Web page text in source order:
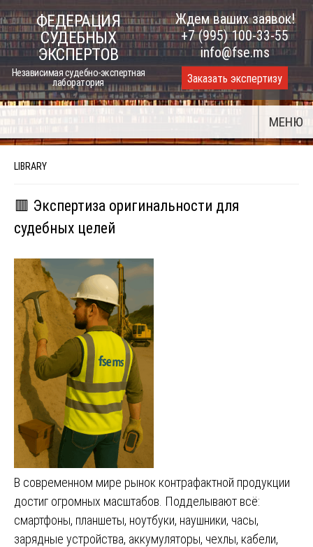
Skip
to
content
ФЕДЕРАЦИЯ
СУДЕБНЫХ
ЭКСПЕРТОВ
Независимая судебно-экспертная
лаборатория
Ждем ваших заявок!
+7 (995) 100-33-55
info@fse.ms
Заказать экспертизу
МЕНЮ
LIBRARY
🟥 Экспертиза оригинальности для
судебных целей
В современном мире рынок контрафактной продукции
достиг огромных масштабов. Подделывают всё:
смартфоны, планшеты, ноутбуки, наушники, часы,
зарядные устройства, аккумуляторы, чехлы, кабели,